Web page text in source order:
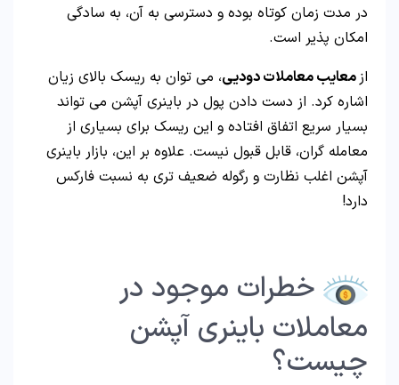
در مدت زمان کوتاه بوده و دسترسی به آن، به سادگی
امکان پذیر است.
ازمعایب معاملات دودیی، می توان به ریسک بالای زیان
اشاره کرد. از دست دادن پول در باینری آپشن می تواند
بسیار سریع اتفاق افتاده و این ریسک برای بسیاری از
معامله گران، قابل قبول نیست. علاوه بر این، بازار باینری
آپشن اغلب نظارت و رگوله ضعیف تری به نسبت فارکس
دارد!
خطرات موجود در
معاملات باینری آپشن
چیست؟